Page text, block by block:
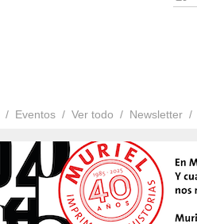
Eventos Ver todo Newsletter